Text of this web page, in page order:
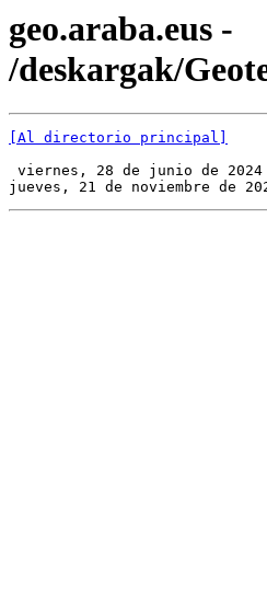
geo.araba.eus -
/deskargak/
[Al directorio principal]
viernes, 28 de junio de
jueves, 21 de noviembre de